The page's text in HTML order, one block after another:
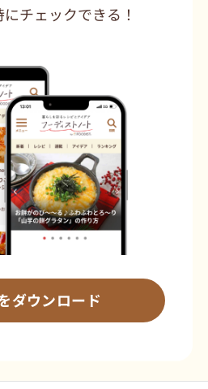
チェックできる！
ダウンロード